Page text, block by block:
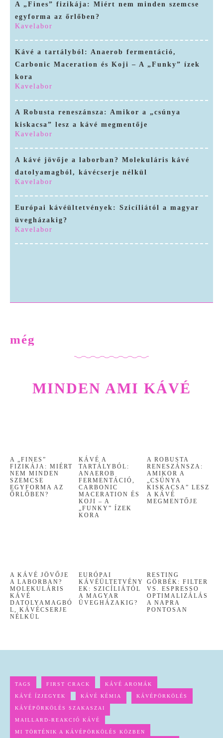
A „Fines” fizikája: Miért nem minden szemcse
egyforma az őrlőben?
Kavelabor
Kávé a tartályból: Anaerob fermentáció,
Carbonic Maceration és Koji – A „Funky” ízek
kora
Kavelabor
A Robusta reneszánsza: Amikor a „csúnya
kiskacsa” lesz a kávé megmentője
Kavelabor
A kávé jövője a laborban? Molekuláris kávé
datolyamagból, kávécserje nélkül
Kavelabor
Európai kávéültetvények: Szicíliától a magyar
üvegházakig?
Kavelabor
még
MINDEN AMI KÁVÉ
A „FINES”
FIZIKÁJA: MIÉRT
NEM MINDEN
SZEMCSE
EGYFORMA AZ
ŐRLŐBEN?
KÁVÉ A
TARTÁLYBÓL:
ANAEROB
FERMENTÁCIÓ,
CARBONIC
MACERATION ÉS
KOJI – A
„FUNKY” ÍZEK
KORA
A ROBUSTA
RENESZÁNSZA:
AMIKOR A
„CSÚNYA
KISKACSA” LESZ
A KÁVÉ
MEGMENTŐJE
A KÁVÉ JÖVŐJE
A LABORBAN?
MOLEKULÁRIS
KÁVÉ
DATOLYAMAGBÓ
L, KÁVÉCSERJE
NÉLKÜL
EURÓPAI
KÁVÉÜLTETVÉNY
EK: SZICÍLIÁTÓL
A MAGYAR
ÜVEGHÁZAKIG?
RESTING
GÖRBÉK: FILTER
VS. ESPRESSO
OPTIMALIZÁLÁS
A NAPRA
PONTOSAN
TAGS FIRST CRACK KÁVÉ AROMÁK
KÁVÉ ÍZJEGYEK KÁVÉ KÉMIA KÁVÉPÖRKÖLÉS
KÁVÉPÖRKÖLÉS SZAKASZAI
MAILLARD-REAKCIÓ KÁVÉ
MI TÖRTÉNIK A KÁVÉPÖRKÖLÉS KÖZBEN